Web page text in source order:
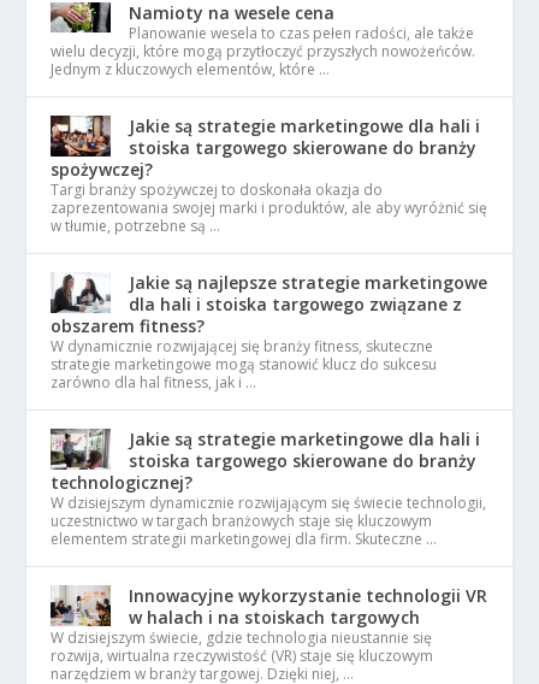
Namioty na wesele cena
Planowanie wesela to czas pełen radości, ale także
wielu decyzji, które mogą przytłoczyć przyszłych nowożeńców.
Jednym z kluczowych elementów, które …
Jakie są strategie marketingowe dla hali i
stoiska targowego skierowane do branży
spożywczej?
Targi branży spożywczej to doskonała okazja do
zaprezentowania swojej marki i produktów, ale aby wyróżnić się
w tłumie, potrzebne są …
Jakie są najlepsze strategie marketingowe
dla hali i stoiska targowego związane z
obszarem fitness?
W dynamicznie rozwijającej się branży fitness, skuteczne
strategie marketingowe mogą stanowić klucz do sukcesu
zarówno dla hal fitness, jak i …
Jakie są strategie marketingowe dla hali i
stoiska targowego skierowane do branży
technologicznej?
W dzisiejszym dynamicznie rozwijającym się świecie technologii,
uczestnictwo w targach branżowych staje się kluczowym
elementem strategii marketingowej dla firm. Skuteczne …
Innowacyjne wykorzystanie technologii VR
w halach i na stoiskach targowych
W dzisiejszym świecie, gdzie technologia nieustannie się
rozwija, wirtualna rzeczywistość (VR) staje się kluczowym
narzędziem w branży targowej. Dzięki niej, …